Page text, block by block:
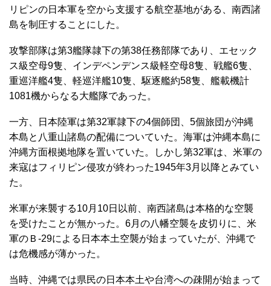
リピンの日本軍を空から支援する航空基地がある、南西諸
島を制圧することにした。
攻撃部隊は第3艦隊隷下の第38任務部隊であり、エセック
ス級空母9隻、インデペンデンス級軽空母8隻、戦艦6隻、
重巡洋艦4隻、軽巡洋艦10隻、駆逐艦約58隻、艦載機計
1081機からなる大艦隊であった。
一方、日本陸軍は第32軍隷下の4個師団、5個旅団が沖縄
本島と八重山諸島の配備についていた。海軍は沖縄本島に
沖縄方面根拠地隊を置いていた。しかし第32軍は、米軍の
来寇はフィリピン侵攻が終わった1945年3月以降とみてい
た。
米軍が来襲する10月10日以前、南西諸島は本格的な空襲
を受けたことが無かった。6月の八幡空襲を皮切りに、米
軍のＢ-29による日本本土空襲が始まっていたが、沖縄で
は危機感が薄かった。
当時、沖縄では県民の日本本土や台湾への疎開が始まって